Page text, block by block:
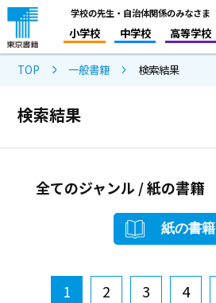
学校の先生・自治体関係のみなさま
小学校 中学校 高等学校
TOP 一般書籍 検索結果
検索結果
全てのジャンル / 紙の書籍
紙の書籍
1 2 3 4